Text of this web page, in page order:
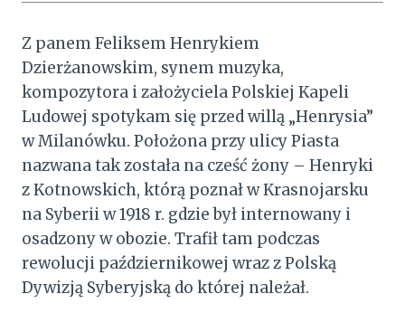
Z panem Feliksem Henrykiem
Dzierżanowskim, synem muzyka,
kompozytora i założyciela Polskiej Kapeli
Ludowej spotykam się przed willą „Henrysia”
w Milanówku. Położona przy ulicy Piasta
nazwana tak została na cześć żony – Henryki
z Kotnowskich, którą poznał w Krasnojarsku
na Syberii w 1918 r. gdzie był internowany i
osadzony w obozie. Trafił tam podczas
rewolucji październikowej wraz z Polską
Dywizją Syberyjską do której należał.